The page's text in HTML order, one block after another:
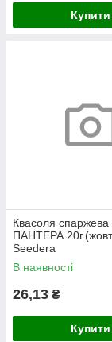
Купити
Квасоля спаржева
ПАНТЕРА
Seedera
В наявності
26,13 ₴
Купити